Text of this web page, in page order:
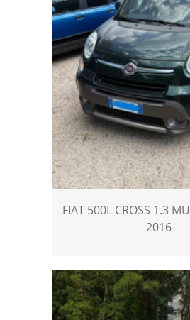
FIAT 500L CROSS 1.3
2016